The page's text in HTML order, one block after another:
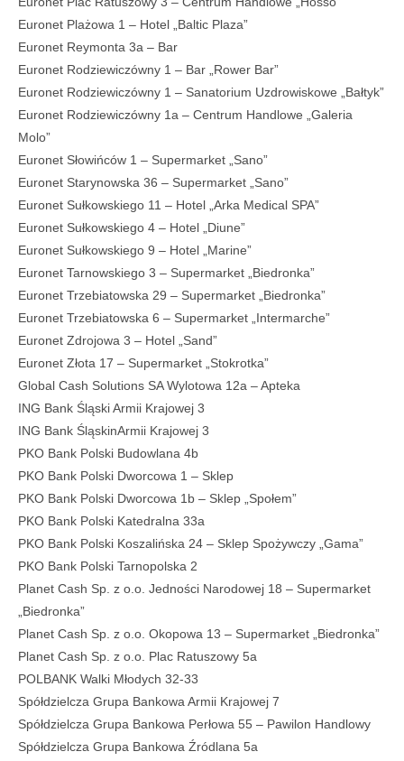
Euronet Plażowa 1 – Hotel „Baltic Plaza”
Euronet Reymonta 3a – Bar
Euronet Rodziewiczówny 1 – Bar „Rower Bar”
Euronet Rodziewiczówny 1 – Sanatorium Uzdrowiskowe „Bałtyk”
Euronet Rodziewiczówny 1a – Centrum Handlowe „Galeria
Molo”
Euronet Słowińców 1 – Supermarket „Sano”
Euronet Starynowska 36 – Supermarket „Sano”
Euronet Sułkowskiego 11 – Hotel „Arka Medical SPA”
Euronet Sułkowskiego 4 – Hotel „Diune”
Euronet Sułkowskiego 9 – Hotel „Marine”
Euronet Tarnowskiego 3 – Supermarket „Biedronka”
Euronet Trzebiatowska 29 – Supermarket „Biedronka”
Euronet Trzebiatowska 6 – Supermarket „Intermarche”
Euronet Zdrojowa 3 – Hotel „Sand”
Euronet Złota 17 – Supermarket „Stokrotka”
Global Cash Solutions SA Wylotowa 12a – Apteka
ING Bank Śląski Armii Krajowej 3
ING Bank ŚląskinArmii Krajowej 3
PKO Bank Polski Budowlana 4b
PKO Bank Polski Dworcowa 1 – Sklep
PKO Bank Polski Dworcowa 1b – Sklep „Społem”
PKO Bank Polski Katedralna 33a
PKO Bank Polski Koszalińska 24 – Sklep Spożywczy „Gama”
PKO Bank Polski Tarnopolska 2
Planet Cash Sp. z o.o. Jedności Narodowej 18 – Supermarket
„Biedronka”
Planet Cash Sp. z o.o. Okopowa 13 – Supermarket „Biedronka”
Planet Cash Sp. z o.o. Plac Ratuszowy 5a
POLBANK Walki Młodych 32-33
Spółdzielcza Grupa Bankowa Armii Krajowej 7
Spółdzielcza Grupa Bankowa Perłowa 55 – Pawilon Handlowy
Spółdzielcza Grupa Bankowa Źródlana 5a